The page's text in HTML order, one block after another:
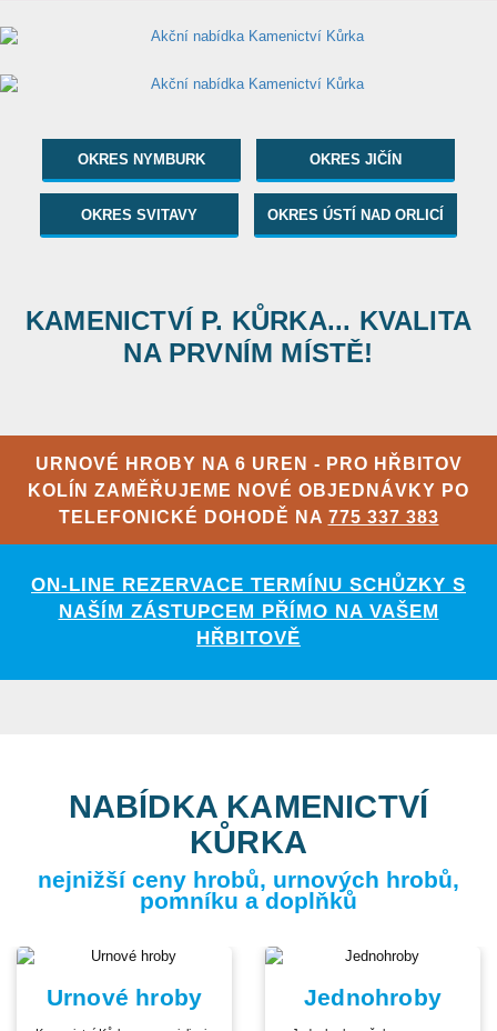
OKRES NYMBURK OKRES JIČÍN
OKRES SVITAVY OKRES ÚSTÍ NAD ORLICÍ
KAMENICTVÍ P. KŮRKA... KVALITA
NA PRVNÍM MÍSTĚ!
URNOVÉ HROBY NA 6 UREN - PRO HŘBITOV
KOLÍN ZAMĚŘUJEME NOVÉ OBJEDNÁVKY PO
TELEFONICKÉ DOHODĚ NA 775 337 383
ON-LINE REZERVACE TERMÍNU SCHŮZKY S
NAŠÍM ZÁSTUPCEM PŘÍMO NA VAŠEM
HŘBITOVĚ
NABÍDKA KAMENICTVÍ
KŮRKA
nejnižší ceny hrobů, urnových hrobů,
pomníku a doplňků
Urnové hroby Jednohroby